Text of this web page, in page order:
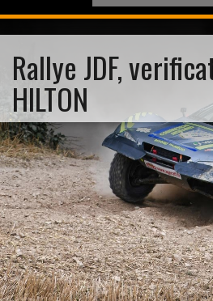
Rallye JDF,
HILTON